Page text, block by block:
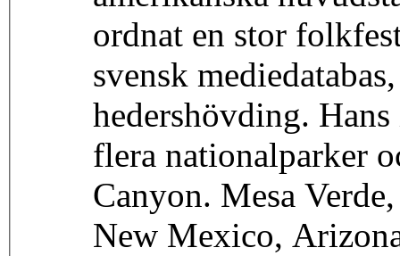
ordnat en stor
svensk
hedershövding.
flera nationalparker
Canyon. Mesa
New Mexico,